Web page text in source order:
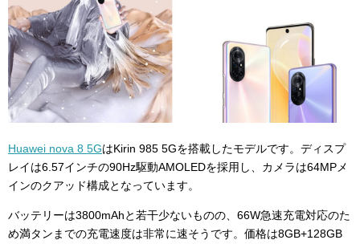
Huawei nova 8 5GはKirin 985 5Gを搭載したモデルです。ディスプ
レイは6.57インチの90Hz駆動AMOLEDを採用し、カメラは64MPメ
インのクアッド構成となっています。
バッテリーは3800mAhと若干少ないものの、66W急速充電対応のた
め満タンまでの充電速度は非常に速そうです。価格は8GB+128GB